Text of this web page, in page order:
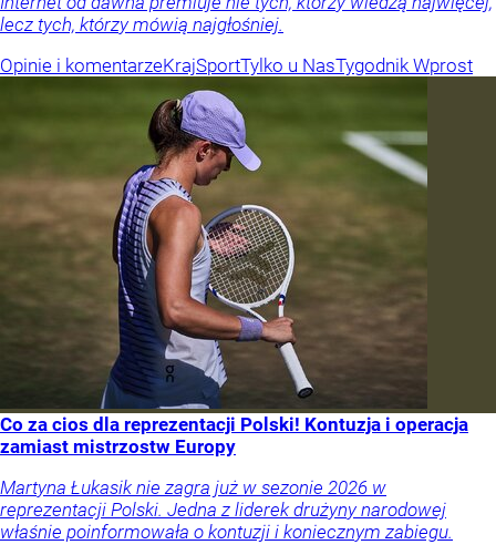
lecz tych, którzy mówią najgłośniej.
Opinie i komentarzeKrajSportTylko u NasTygodnik Wprost
Co za cios dla reprezentacji Polski! Kontuzja i operacja
zamiast mistrzostw Europy
Martyna Łukasik nie zagra już w sezonie 2026 w
reprezentacji Polski. Jedna z liderek drużyny narodowej
właśnie poinformowała o kontuzji i koniecznym zabiegu.